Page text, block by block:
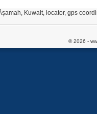
Kuwait, locator, gps
© 2026 -